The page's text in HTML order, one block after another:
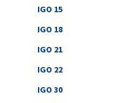
IGO 15
IGO 18
IGO 21
IGO 22
IGO 30